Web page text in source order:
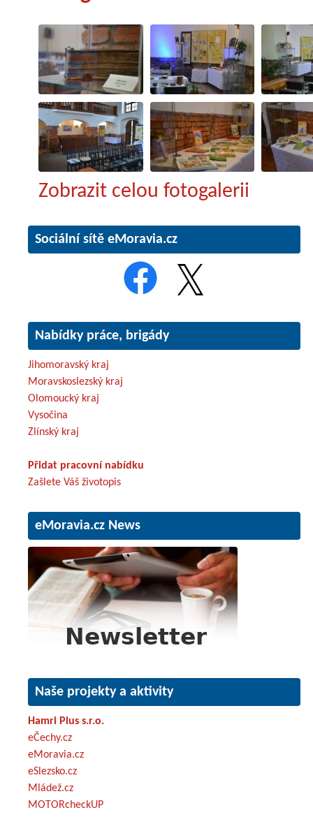
Zobrazit celou fotogalerii
Sociální sítě eMoravia.cz
Nabídky práce, brigády
Jihomoravský kraj
Moravskoslezský kraj
Olomoucký kraj
Vysočina
Zlínský kraj
Přidat pracovní nabídku
Zašlete Váš životopis
eMoravia.cz News
Naše projekty a aktivity
Hamri Plus s.r.o.
eČechy.cz
eMoravia.cz
eSlezsko.cz
Mládež.cz
MOTORcheckUP